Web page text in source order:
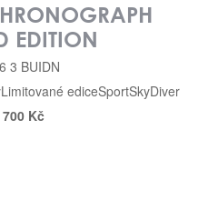
EDITION
3 BUIDN
Limitované ediceSportSkyDiver
Kč